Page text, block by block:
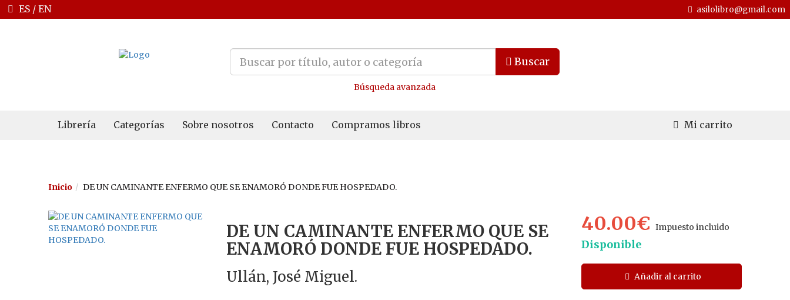
ES / EN asilolibro@gmail.com
Buscar
Búsqueda avanzada
Librería Categorías Sobre nosotros Contacto Compramos libros Mi carrito
Inicio DE UN CAMINANTE ENFERMO QUE SE ENAMORÓ DONDE FUE HOSPEDADO.
DE UN CAMINANTE ENFERMO QUE SE
ENAMORÓ DONDE FUE HOSPEDADO.
Ullán, José Miguel.
40.00€Impuesto incluido
Disponible
Añadir al carrito